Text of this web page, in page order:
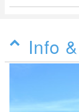
Info